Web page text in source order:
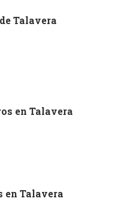
Talavera
en Talavera